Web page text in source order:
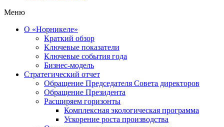
Меню
О «Норникеле»
Краткий обзор
Ключевые показатели
Ключевые события года
Бизнес-модель
Стратегический отчет
Обращение Председателя Совета директоров
Обращение Президента
Расширяем горизонты
Комплексная экологическая программа
Ускорение роста производства